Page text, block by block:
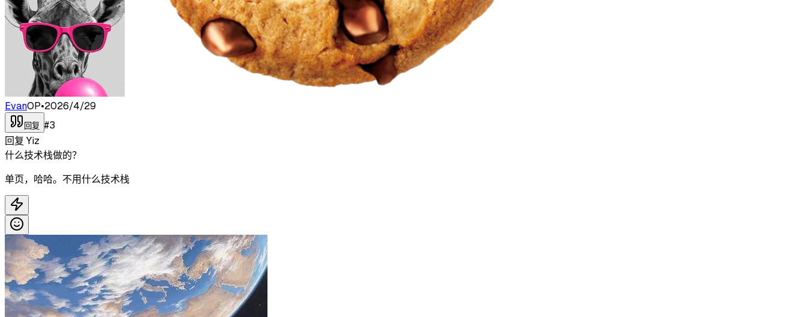
EvanOP•2026/4/29
回复 #3
回复 Yiz
什么技术栈做的？
单页，哈哈。不用什么技术栈